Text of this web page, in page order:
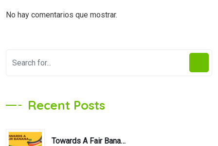
No hay comentarios que mostrar.
Recent Posts
Towards A Fair Banana